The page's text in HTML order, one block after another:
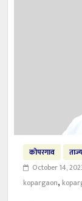
कोपरगाव
October 14,
kopargaon,